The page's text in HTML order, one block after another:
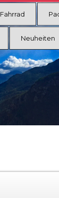
Fahrrad
Neuheiten